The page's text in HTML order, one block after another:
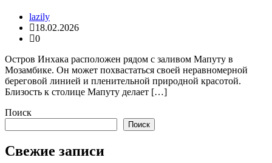
lazily
18.02.2026
0
Остров Инхака расположен рядом с заливом Мапуту в
Мозамбике. Он может похвастаться своей неравномерной
береговой линией и пленительной природной красотой.
Близость к столице Мапуту делает […]
Поиск
Поиск
Свежие записи